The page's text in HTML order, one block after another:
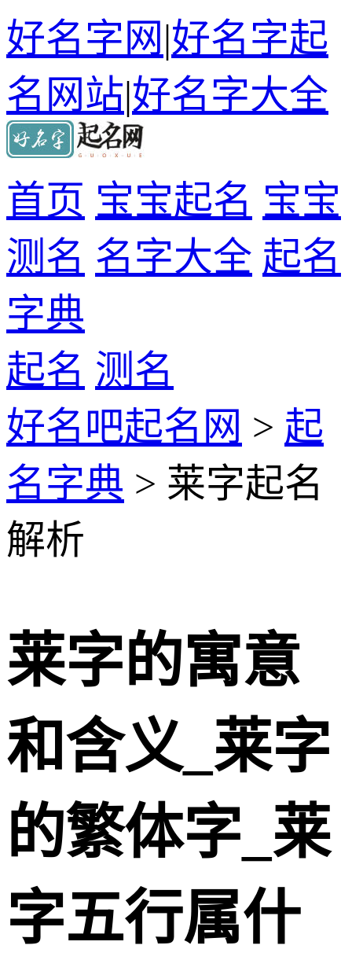
好名字网|好名字起
名网站|好名字大全
首页 宝宝起名 宝宝
测名 名字大全 起名
字典
起名 测名
好名吧起名网 > 起
名字典 > 莱字起名
解析
莱字的寓意
和含义_莱字
的繁体字_莱
字五行属什